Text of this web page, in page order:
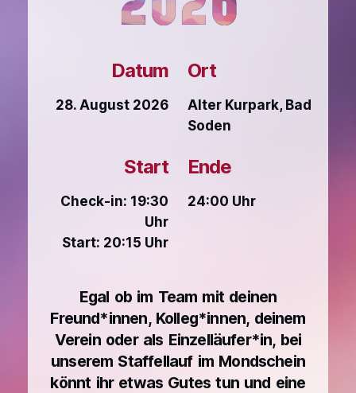
Datum
28. August 2026
Ort
Alter Kurpark, Bad
Soden
Start
Check-in: 19:30
Uhr
Start: 20:15 Uhr
Ende
24:00 Uhr
Egal ob im Team mit deinen
Freund*innen, Kolleg*innen, deinem
Verein oder als Einzelläufer*in, bei
unserem Staffellauf im Mondschein
könnt ihr etwas Gutes tun und eine